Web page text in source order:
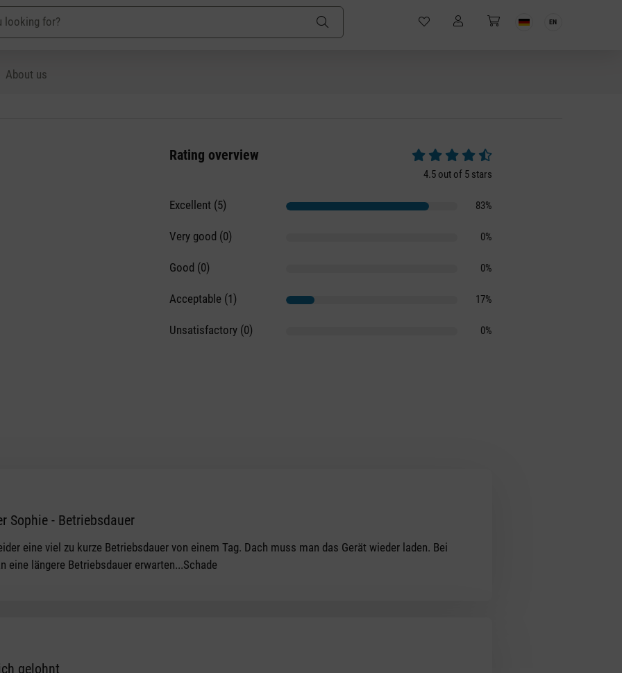
EN
About us
Rating overview
Average rating of 4.5 out of 5 stars
4.5 out of 5 stars
Excellent (5) 83%
Very good (0) 0%
Good (0) 0%
Acceptable (1) 17%
Unsatisfactory (0) 0%
Sophie - Betriebsdauer
eine viel zu kurze Betriebsdauer von einem Tag. Dach muss man das Gerät wieder laden. Bei
eine längere Betriebsdauer erwarten...Schade
gelohnt